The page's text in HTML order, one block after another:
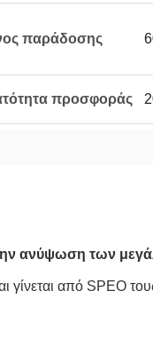
παράδοσης
προσφοράς
ανύψωση των
γίνεται από SPEO